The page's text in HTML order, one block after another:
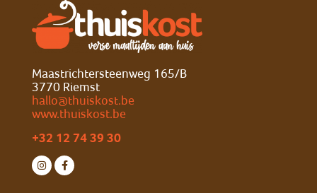
Maastrichtersteenweg 165/B
3770 Riemst
hallo@thuiskost.be
www.thuiskost.be
+32 12 74 39 30